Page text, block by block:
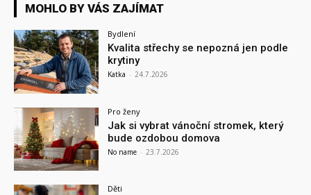
MOHLO BY VÁS ZAJÍMAT
Bydlení
Kvalita střechy se nepozná jen podle
krytiny
Katka - 24.7.2026
Pro ženy
Jak si vybrat vánoční stromek, který
bude ozdobou domova
No name - 23.7.2026
Děti